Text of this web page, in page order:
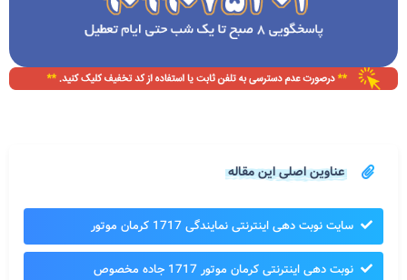
عناوین اصلی این مقاله
سایت نوبت دهی اینترنتی نمایندگی 1717 کرمان موتور
نوبت دهی اینترنتی کرمان موتور 1717 جاده مخصوص